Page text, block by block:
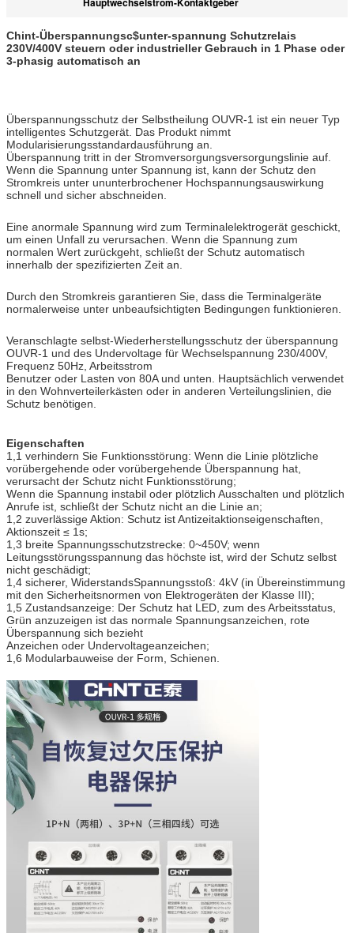
Chint-Überspannungsc$unter-spannung Schutzrelais
230V/400V steuern oder industrieller Gebrauch in 1 Phase oder
3-phasig automatisch an
Überspannungsschutz der Selbstheilung OUVR-1 ist ein neuer Typ
intelligentes Schutzgerät. Das Produkt nimmt
Modularisierungsstandardausführung an.
Überspannung tritt in der Stromversorgungsversorgungslinie auf.
Wenn die Spannung unter Spannung ist, kann der Schutz den
Stromkreis unter ununterbrochener Hochspannungsauswirkung
schnell und sicher abschneiden.
Eine anormale Spannung wird zum Terminalelektrogerät geschickt,
um einen Unfall zu verursachen. Wenn die Spannung zum
normalen Wert zurückgeht, schließt der Schutz automatisch
innerhalb der spezifizierten Zeit an.
Durch den Stromkreis garantieren Sie, dass die Terminalgeräte
normalerweise unter unbeaufsichtigten Bedingungen funktionieren.
Veranschlagte selbst-Wiederherstellungsschutz der überspannung
OUVR-1 und des Undervoltage für Wechselspannung 230/400V,
Frequenz 50Hz, Arbeitsstrom
Benutzer oder Lasten von 80A und unten. Hauptsächlich verwendet
in den Wohnverteilerkästen oder in anderen Verteilungslinien, die
Schutz benötigen.
Eigenschaften
1,1 verhindern Sie Funktionsstörung: Wenn die Linie plötzliche
vorübergehende oder vorübergehende Überspannung hat,
verursacht der Schutz nicht Funktionsstörung;
Wenn die Spannung instabil oder plötzlich Ausschalten und plötzlich
Anrufe ist, schließt der Schutz nicht an die Linie an;
1,2 zuverlässige Aktion: Schutz ist Antizeitaktionseigenschaften,
Aktionszeit ≤ 1s;
1,3 breite Spannungsschutzstrecke: 0~450V; wenn
Leitungsstörungsspannung das höchste ist, wird der Schutz selbst
nicht geschädigt;
1,4 sicherer, WiderstandsSpannungsstoß: 4kV (in Übereinstimmung
mit den Sicherheitsnormen von Elektrogeräten der Klasse III);
1,5 Zustandsanzeige: Der Schutz hat LED, zum des Arbeitsstatus,
Grün anzuzeigen ist das normale Spannungsanzeichen, rote
Überspannung sich bezieht
Anzeichen oder Undervoltageanzeichen;
1,6 Modularbauweise der Form, Schienen.